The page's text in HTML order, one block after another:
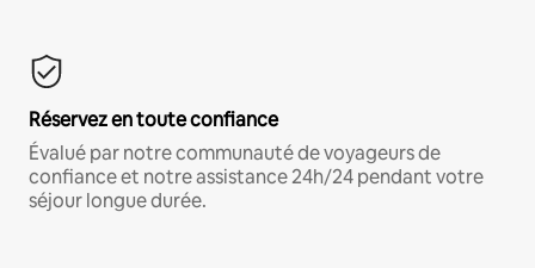
Réservez en toute confiance
Évalué par notre communauté de voyageurs de
confiance et notre assistance 24h/24 pendant votre
séjour longue durée.